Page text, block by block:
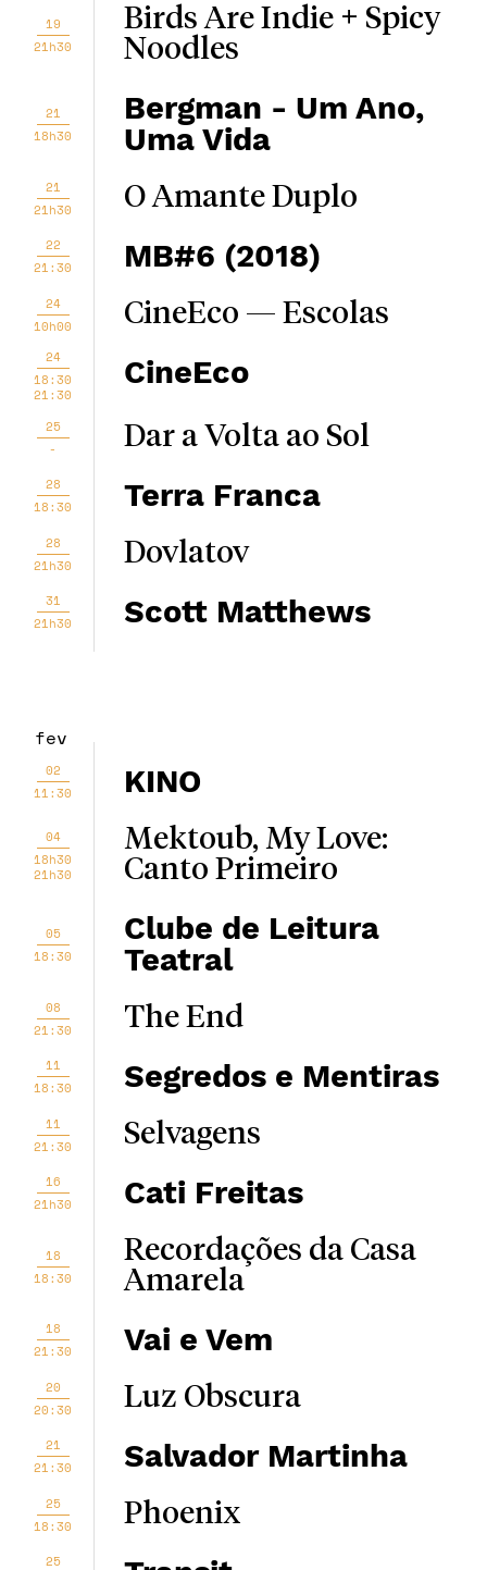
19
21h30
Birds Are Indie + Spicy
Noodles
21
18h30
Bergman - Um Ano,
Uma Vida
21
21h30
O Amante Duplo
22
21:30
MB#6 (2018)
24
10h00
CineEco — Escolas
24
18:30
21:30
CineEco
25
-
Dar a Volta ao Sol
28
18:30
Terra Franca
28
21h30
Dovlatov
31
21h30
Scott Matthews
fev
02
11:30
KINO
04
18h30
21h30
Mektoub, My Love:
Canto Primeiro
05
18:30
Clube de Leitura
Teatral
08
21:30
The End
11
18:30
Segredos e Mentiras
11
21:30
Selvagens
16
21h30
Cati Freitas
18
18:30
Recordações da Casa
Amarela
18
21:30
Vai e Vem
20
20:30
Luz Obscura
21
21:30
Salvador Martinha
25
18:30
Phoenix
25